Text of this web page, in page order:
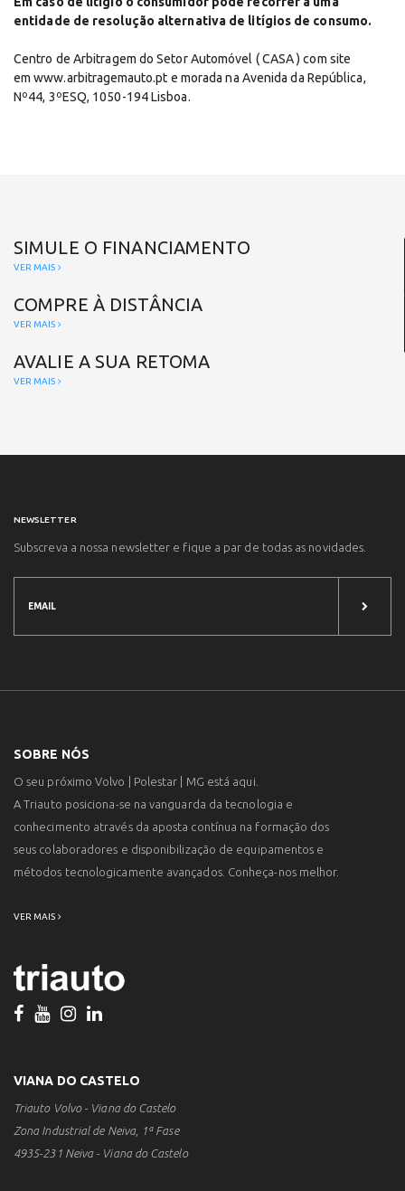
entidade de resolução alternativa de litígios de consumo.
Centro de Arbitragem do Setor Automóvel ( CASA ) com site
em www.arbitragemauto.pt e morada na Avenida da República,
Nº44, 3ºESQ, 1050-194 Lisboa.
SIMULE O FINANCIAMENTO
VER MAIS
COMPRE À DISTÂNCIA
VER MAIS
AVALIE A SUA RETOMA
VER MAIS
NEWSLETTER
Subscreva a nossa newsletter e fique a par de todas as novidades.
SOBRE NÓS
O seu próximo Volvo | Polestar | MG está aqui.
A Triauto posiciona-se na vanguarda da tecnologia e
conhecimento através da aposta contínua na formação dos
seus colaboradores e disponibilização de equipamentos e
métodos tecnologicamente avançados. Conheça-nos melhor.
VER MAIS
VIANA DO CASTELO
Triauto Volvo - Viana do Castelo
Zona Industrial de Neiva, 1ª Fase
4935-231 Neiva - Viana do Castelo